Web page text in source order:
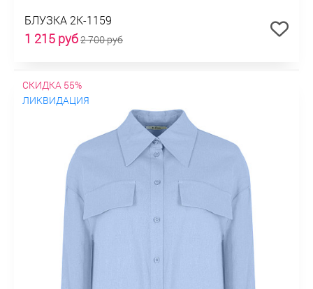
БЛУЗКА 2К-1159
1 215 руб2 700 руб
СКИДКА 55%
ЛИКВИДАЦИЯ